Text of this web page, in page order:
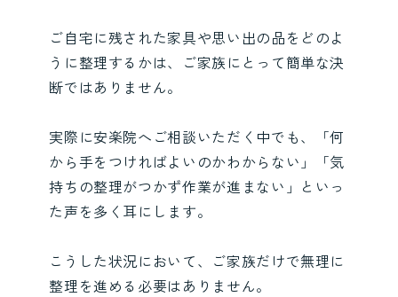
ご自宅に残された家具や思い出の品をどのよ
うに整理するかは、ご家族にとって簡単な決
断ではありません。
実際に安楽院へご相談いただく中でも、「何
から手をつければよいのかわからない」「気
持ちの整理がつかず作業が進まない」といっ
た声を多く耳にします。
こうした状況において、ご家族だけで無理に
整理を進める必要はありません。